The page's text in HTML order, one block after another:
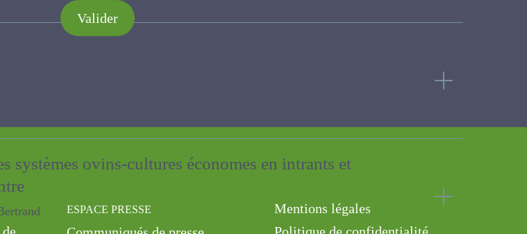
(Laminaria digitata) sur la repousse du ray-grass
Valider
ESPACE PRESSE
Mentions légales